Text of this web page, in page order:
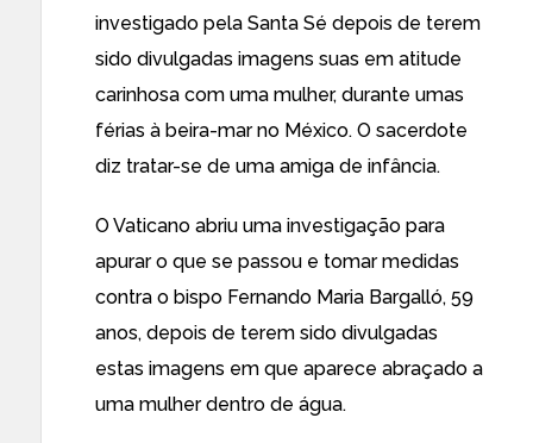
investigado pela Santa Sé depois de terem
sido divulgadas imagens suas em atitude
carinhosa com uma mulher, durante umas
férias à beira-mar no México. O sacerdote
diz tratar-se de uma amiga de infância.
O Vaticano abriu uma investigação para
apurar o que se passou e tomar medidas
contra o bispo Fernando Maria Bargalló, 59
anos, depois de terem sido divulgadas
estas imagens em que aparece abraçado a
uma mulher dentro de água.